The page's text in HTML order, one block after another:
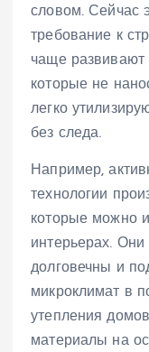
словом. Сейчас
требование к
чаще развивают
которые не
легко
без следа.
Например,
технологии
которые можно
интерьерах. Они
долговечны и
микроклимат в
утепления
материалы на